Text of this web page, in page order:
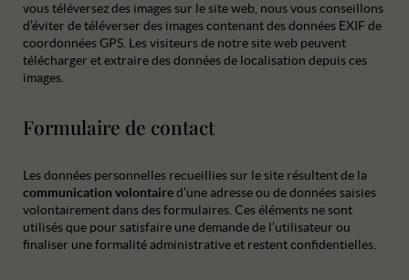
vous téléversez des images sur le site web, nous vous conseillons
d’éviter de téléverser des images contenant des données EXIF de
coordonnées GPS. Les visiteurs de notre site web peuvent
télécharger et extraire des données de localisation depuis ces
images.
Formulaire de contact
Les données personnelles recueillies sur le site résultent de la
communication volontaired’une adresse ou de données saisies
volontairement dans des formulaires. Ces éléments ne sont
utilisés que pour satisfaire une demande de l’utilisateur ou
finaliser une formalité administrative et restent confidentielles.